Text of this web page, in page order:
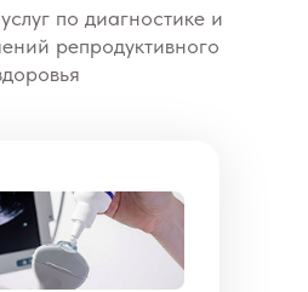
по диагностике и
репродуктивного